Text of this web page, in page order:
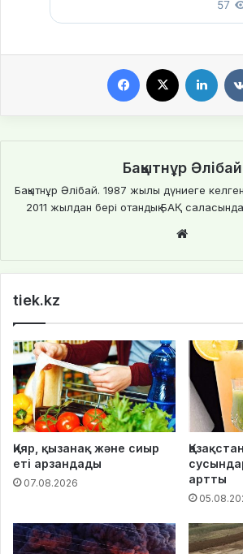
Бақытнұр Әлібай
Бақытнұр Әлібай. 1987 жылы дүниеге
2011 жылдан бері отандық БАҚ
te
tiek.kz
Қияр, қызанақ және сиыр
еті арзандады
07.08.2026
артты